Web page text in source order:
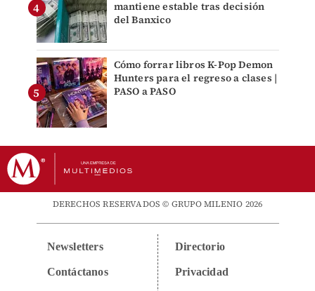
mantiene estable tras decisión
del Banxico
Cómo forrar libros K-Pop Demon
Hunters para el regreso a clases |
PASO a PASO
DERECHOS RESERVADOS © GRUPO MILENIO 2026
Newsletters
Contáctanos
Directorio
Privacidad